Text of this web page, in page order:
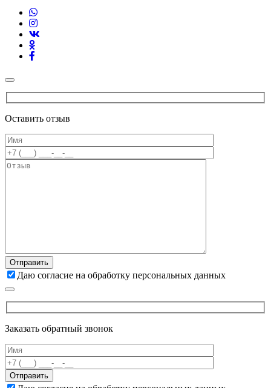
Оставить отзыв
Даю согласие на обработку персональных данных
Заказать обратный звонок